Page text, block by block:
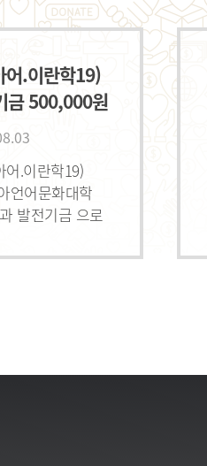
어.이란학19)
금 500,000원
어.이란학19)
언어문화대학
발전기금 으로
다.